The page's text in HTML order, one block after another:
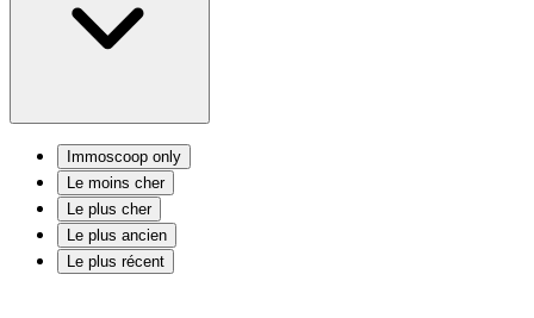
Immoscoop only
Le moins cher
Le plus cher
Le plus ancien
Le plus récent